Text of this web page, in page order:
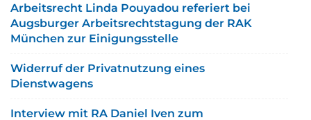
Arbeitsrecht Linda Pouyadou referiert bei
Augsburger Arbeitsrechtstagung der RAK
München zur Einigungsstelle
Widerruf der Privatnutzung eines
Dienstwagens
Interview mit RA Daniel Iven zum